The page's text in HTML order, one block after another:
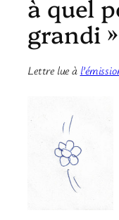
à quel
grandi »
Lettre lue à